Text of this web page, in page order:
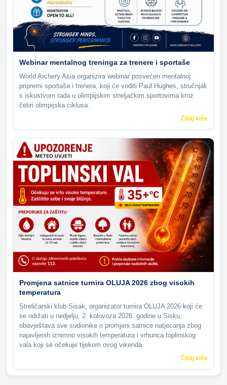
Webinar mentalnog treninga za trenere i sportaše
World Archery Asia organizira webinar posvećen mentalnoj
pripremi sportaša i trenera, koji će voditi Paul Hughes, stručnjak
s iskustvom rada u olimpijskim streljačkim sportovima kroz
četiri olimpijska ciklusa.
Čitaj više
Promjena satnice turnira OLUJA 2026 zbog visokih
temperatura
Streličarski klub Sisak, organizator turnira OLUJA 2026 koji će
se održati u nedjelju, 2. kolovoza 2026. godine u Sisku,
obavještava sve sudionike o promjeni satnice natjecanja zbog
najavljenih iznimno visokih temperatura i vrhunca toplinskog
vala koji se očekuje tijekom ovog vikenda.
Čitaj više